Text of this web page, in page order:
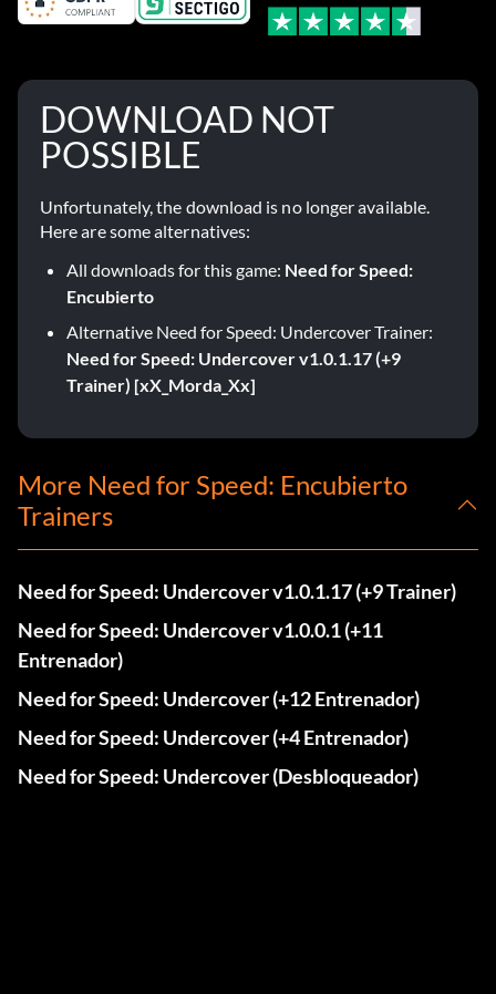
DOWNLOAD NOT
POSSIBLE
Unfortunately, the download is no longer available.
Here are some alternatives:
All downloads for this game: Need for Speed:
Encubierto
Alternative Need for Speed: Undercover Trainer:
Need for Speed: Undercover v1.0.1.17 (+9
Trainer) [xX_Morda_Xx]
More Need for Speed: Encubierto
Trainers
Need for Speed: Undercover v1.0.1.17 (+9 Trainer)
Need for Speed: Undercover v1.0.0.1 (+11
Entrenador)
Need for Speed: Undercover (+12 Entrenador)
Need for Speed: Undercover (+4 Entrenador)
Need for Speed: Undercover (Desbloqueador)